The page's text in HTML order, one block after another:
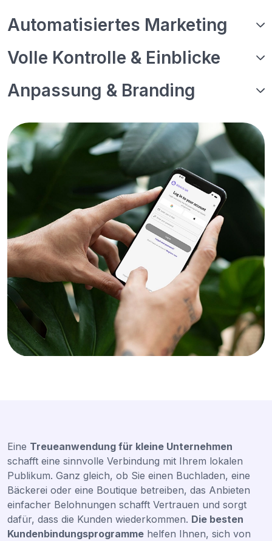
Automatisiertes Marketing
Volle Kontrolle & Einblicke
Anpassung & Branding
Eine Treueanwendung für kleine Unternehmen
schafft eine sinnvolle Verbindung mit Ihrem lokalen
Publikum. Ganz gleich, ob Sie einen Buchladen, eine
Bäckerei oder eine Boutique betreiben, das Anbieten
einfacher Belohnungen schafft Vertrauen und sorgt
dafür, dass die Kunden wiederkommen. Die besten
Kundenbindungsprogramme helfen Ihnen, sich von